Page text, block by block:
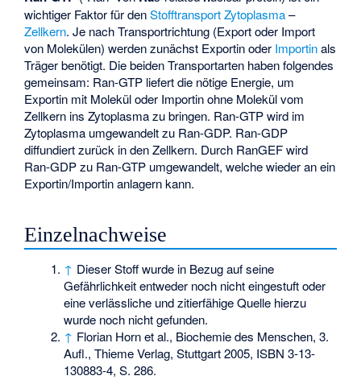
wichtiger Faktor für denStofftransport Zytoplasma–
Zellkern. Je nach Transportrichtung (Export oder Import
von Molekülen) werden zunächst Exportinoder Importinals
Träger benötigt. Die beiden Transportarten haben folgendes
gemeinsam: Ran-GTP liefert die nötige Energie, um
Exportin mit Molekül oder Importin ohne Molekül vom
Zellkern ins Zytoplasma zu bringen. Ran-GTP wird im
Zytoplasma umgewandelt zu Ran-GDP. Ran-GDP
diffundiert zurück in den Zellkern. Durch RanGEF wird
Ran-GDP zu Ran-GTP umgewandelt, welche wieder an ein
Exportin/Importin anlagern kann.
Einzelnachweise
↑ Dieser Stoff wurde in Bezug auf seine
Gefährlichkeit entweder noch nicht eingestuft oder
eine verlässliche und zitierfähige Quelle hierzu
wurde noch nicht gefunden.
↑ Florian Horn et al., Biochemie des Menschen, 3.
Aufl., Thieme Verlag, Stuttgart 2005, ISBN 3-13-
130883-4, S. 286.